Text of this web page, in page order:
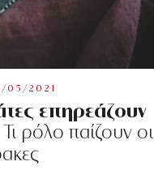
05/2021
επηρεάζουν
Τι ρόλο παίζουν οι